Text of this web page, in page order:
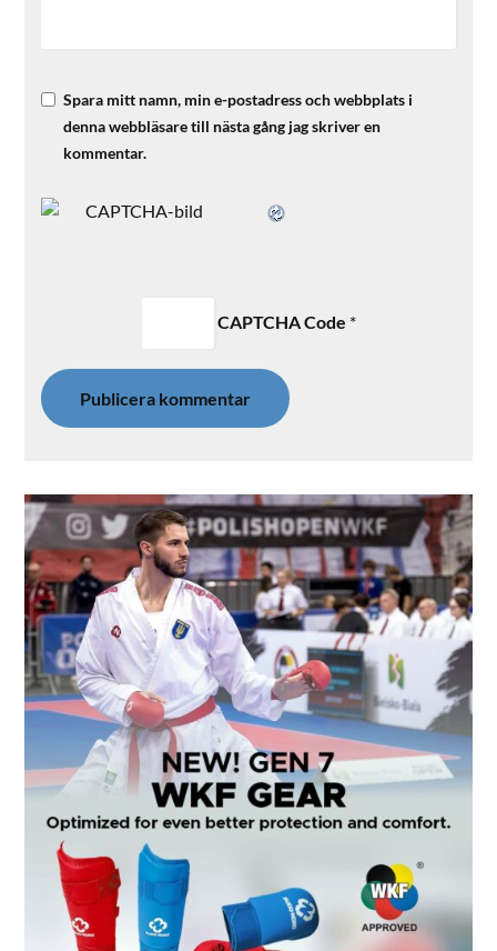
Spara mitt namn, min e-postadress och webbplats i
denna webbläsare till nästa gång jag skriver en
kommentar.
CAPTCHA Code *